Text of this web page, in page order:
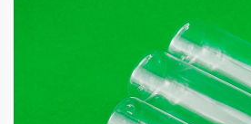
permintaan yang terus meningkat akan
lingkungan di industri kecantikan.